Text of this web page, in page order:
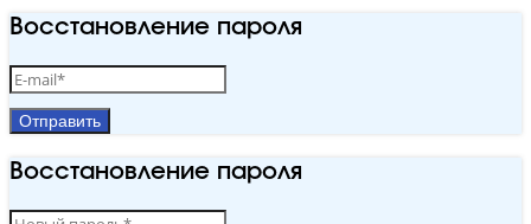
Восстановление пароля
Отправить
Восстановление пароля